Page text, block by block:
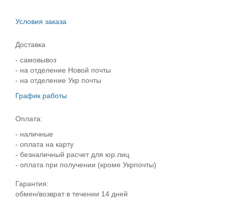
Условия заказа
Доставка
- самовывоз
- на отделение Новой почты
- на отделение Укр почты
График работы
Оплата:
- наличные
- оплата на карту
- безналичный расчет для юр.лиц
- оплата при получении (кроме Укрпочты)
Гарантия:
обмен/возврат в течении 14 дней